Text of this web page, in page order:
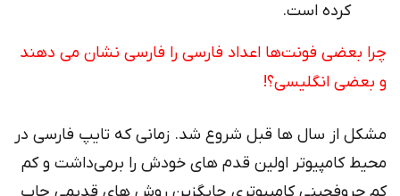
کرده است.
چرا بعضی فونت‌ها اعداد فارسی را فارسی نشان می دهند
و بعضی انگلیسی؟!
مشکل از سال ها قبل شروع شد. زمانی که تایپ فارسی در
محیط کامپیوتر اولین قدم های خودش را برمی‌داشت و کم